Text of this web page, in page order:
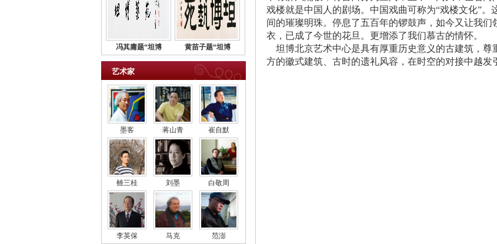
冯其庸题“坦博 黄苗子题“坦博
艺术家
墨客 蒋山青 崔自默
雒三桂 刘墨 白敬周
李英保 马克 范澎
戏楼就是中国人的剧场。中国戏曲可称为“戏楼文化”
间的璀璨明珠。停息了五百年的锣鼓声，如今又让我
衣，已成了今世的花旦。更增添了我们慕古的情怀。
坦博北京艺术中心是具有厚重历史意义的古建筑，尊
方的徽式建筑、古时的遗礼风容，在时空的对接中越发